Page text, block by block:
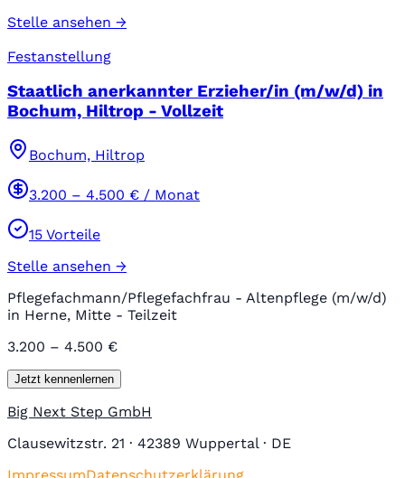
Stelle ansehen →
Festanstellung
Staatlich anerkannter Erzieher/in (m/w/d) in
Bochum, Hiltrop - Vollzeit
Bochum, Hiltrop
3.200 – 4.500 € / Monat
15 Vorteile
Stelle ansehen →
Pflegefachmann/Pflegefachfrau - Altenpflege (m/w/d)
in Herne, Mitte - Teilzeit
3.200 – 4.500 €
Jetzt kennenlernen
Big Next Step GmbH
Clausewitzstr. 21 · 42389 Wuppertal · DE